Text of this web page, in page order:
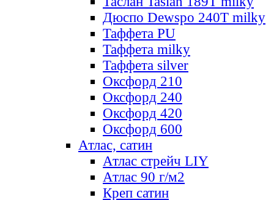
Дюспо Dewspo 240T milky
Таффета PU
Таффета milky
Таффета silver
Оксфорд 210
Оксфорд 240
Оксфорд 420
Оксфорд 600
Атлас, сатин
Атлас стрейч LIY
Атлас 90 г/м2
Креп сатин